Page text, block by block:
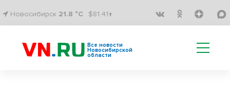
Новосибирск 21.8 °C $81.41↑
Все новости
Новосибирской
области